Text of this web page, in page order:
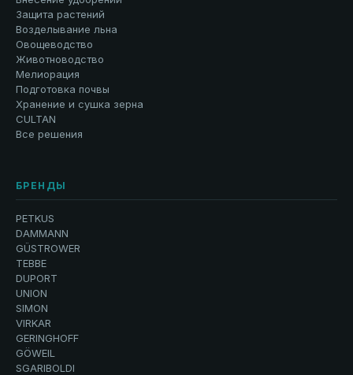
Защита растений
Возделывание льна
Овощеводство
Животноводство
Мелиорация
Подготовка почвы
Хранение и сушка зерна
CULTAN
Все решения
БРЕНДЫ
PETKUS
DAMMANN
GÜSTROWER
TEBBE
DUPORT
UNION
SIMON
VIRKAR
GERINGHOFF
GÖWEIL
SGARIBOLDI